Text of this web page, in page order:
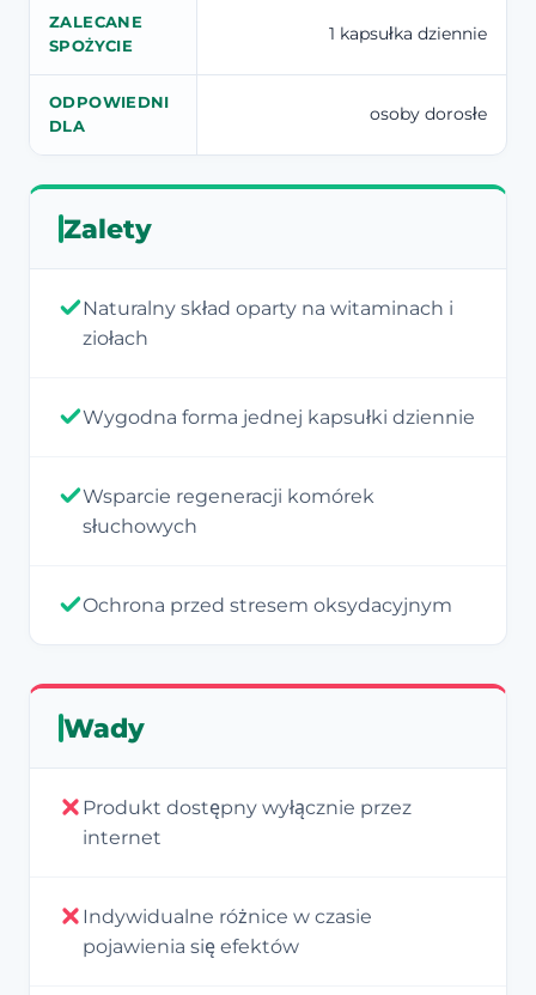
ZALECANE
SPOŻYCIE
1 kapsułka dziennie
ODPOWIEDNI
DLA
osoby dorosłe
Zalety
Naturalny skład oparty na witaminach i
ziołach
Wygodna forma jednej kapsułki dziennie
Wsparcie regeneracji komórek
słuchowych
Ochrona przed stresem oksydacyjnym
Wady
Produkt dostępny wyłącznie przez
internet
Indywidualne różnice w czasie
pojawienia się efektów